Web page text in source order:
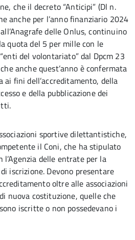
che il decreto “Anticipi” (Dl n.
anche per l’anno finanziario 2024
delle Onlus, continuino
quota del 5 per mille con le
del volontariato” dal Dpcm 23
anche quest’anno è confermata
ai fini dell’accreditamento, della
e della pubblicazione dei
sportive dilettantistiche,
il Coni, che ha stipulato
l’Agenzia delle entrate per la
iscrizione. Devono presentare
oltre alle associazioni
nuova costituzione, quelle che
iscritte o non possedevano i